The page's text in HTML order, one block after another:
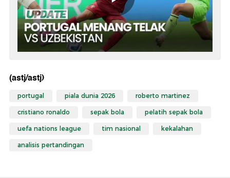
(astj/astj)
portugal piala dunia 2026 roberto martinez
cristiano ronaldo sepak bola pelatih sepak bola
uefa nations league tim nasional kekalahan
analisis pertandingan